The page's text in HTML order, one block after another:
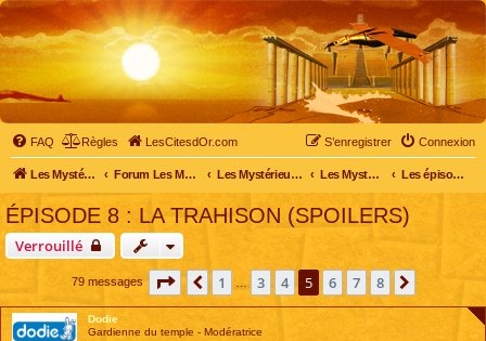
FAQ Règles LesCitesdOr.com Connexion
S’enregistrer
Les Mystérieuses Cités d'Or - LesCitesdOr.com Forum Les Mystérieuses Cités d'Or Les Mystérieuses Cités d'Or Les Mystérieuses Cités d'Or : saison 2 (2013) Les épisodes de la saison 2
ÉPISODE 8 : LA TRAHISON (SPOILERS)
Verrouillé
79 messages Page sur
Précédente
1 3 4 5 6 7 8 Suivante
Dodie
Gardienne du temple - Modératrice